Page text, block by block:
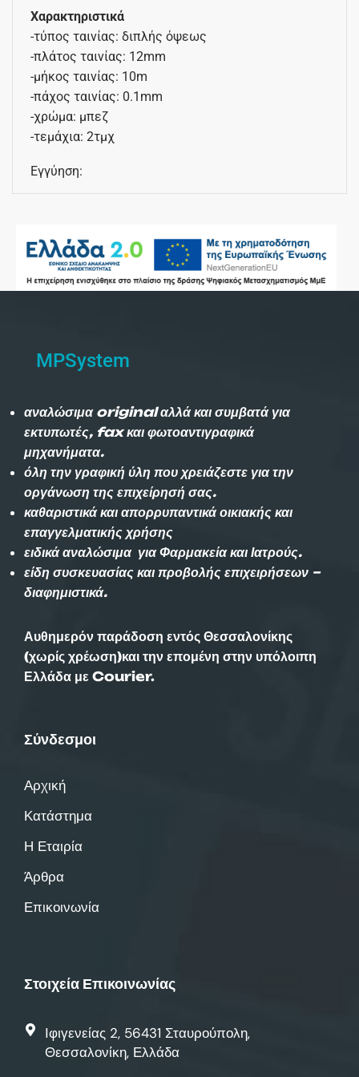
Χαρακτηριστικά
-τύπος ταινίας: διπλής όψεως
-πλάτος ταινίας: 12mm
-μήκος ταινίας: 10m
-πάχος ταινίας: 0.1mm
-χρώμα: μπεζ
-τεμάχια: 2τμχ
Εγγύηση:
MPSystem
αναλώσιμα original αλλά και συμβατά για
εκτυπωτές, fax και φωτοαντιγραφικά
μηχανήματα.
όλη την γραφική ύλη που χρειάζεστε για την
οργάνωση της επιχείρησή σας.
καθαριστικά και απορρυπαντικά οικιακής και
επαγγελματικής χρήσης
ειδικά αναλώσιμα για Φαρμακεία και Ιατρούς.
είδη συσκευασίας και προβολής επιχειρήσεων –
διαφημιστικά.
Αυθημερόν παράδοση εντός Θεσσαλονίκης
(χωρίς χρέωση)και την επομένη στην υπόλοιπη
Ελλάδα με Courier.
Σύνδεσμοι
Αρχική
Κατάστημα
Η Εταιρία
Άρθρα
Επικοινωνία
Στοιχεία Επικοινωνίας
Ιφιγενείας 2, 56431 Σταυρούπολη,
Θεσσαλονίκη, Ελλάδα